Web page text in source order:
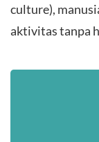
culture),
aktivitas tanpa